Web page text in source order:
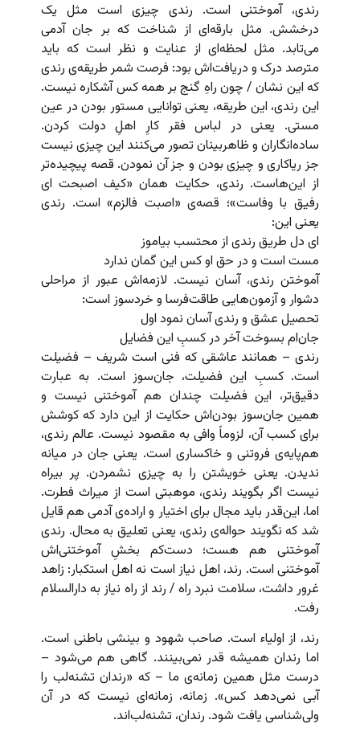
رندی، آموختنی است. رندی چیزی است مثل یک
درخشش. مثل بارقه‌ای از شناخت که بر جان آدمی
می‌تابد. مثل لحظه‌ای از عنایت و نظر است که باید
مترصد درک و دریافت‌اش بود:‌ فرصت شمر طریقه‌ی رندی
که این نشان / چون راهِ گنج بر همه کس آشکاره نیست.
این رندی، این طریقه، یعنی توانایی مستور بودن در عین
مستی. یعنی در لباس فقر کارِ اهلِ دولت کردن.
ساده‌‌انگاران و ظاهربینان تصور می‌کنند این چیزی نیست
جز ریاکاری و چیزی بودن و جز آن نمودن. قصه پیچیده‌تر
از این‌هاست. رندی، حکایت همان «کیف اصبحت ای
رفیق با وفاست»؛ قصه‌ی «اصبت فالزم» است. رندی
یعنی این:
ای دل طریق رندی از محتسب بیاموز
مست است و در حق او کس این گمان ندارد
آموختن رندی، آسان نیست. لازمه‌اش عبور از مراحلی
دشوار و آزمون‌هایی طاقت‌فرسا و خردسوز است:
تحصیل عشق و رندی آسان نمود اول
جان‌ام بسوخت آخر در کسبِ این فضایل
رندی – همانند عاشقی که فنی است شریف – فضیلت
است. کسبِ این فضیلت، جان‌سوز است. به عبارت
دقیق‌تر، این فضیلت چندان هم آموختنی نیست و
همین جان‌سوز بودن‌اش حکایت از این دارد که کوشش
برای کسب آن، لزوماً وافی به مقصود نیست. عالم رندی،
هم‌پایه‌ی فروتنی و خاکساری است. یعنی جان در میانه
ندیدن. یعنی خویشتن را به چیزی نشمردن. پر بیراه
نیست اگر بگویند رندی، موهبتی است از میراث فطرت.
اما، این‌قدر باید مجال برای اختیار و اراده‌ی آدمی هم قایل
شد که نگویند حواله‌ی رندی، یعنی تعلیق به محال. رندی
آموختنی هم هست؛ دست‌کم بخشِ آموختنی‌اش
آموختنی است. رند، اهل نیاز است نه اهل استکبار: زاهد
غرور داشت، سلامت نبرد راه / رند از راه نیاز به دارالسلام
رفت.
رند، از اولیاء است. صاحب شهود و بینشی باطنی است.
اما رندان همیشه قدر نمی‌بینند. گاهی هم می‌شود –
درست مثل همین زمانه‌ی ما – که «رندان تشنه‌لب را
آبی نمی‌دهد کس». زمانه، زمانه‌ای نیست که در آن
ولی‌شناسی یافت شود. رندان،‌ تشنه‌لب‌اند.